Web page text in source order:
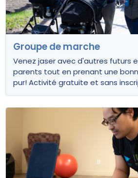
Groupe de marche
Venez jaser avec d'autres futurs
parents tout en prenant une
pur! Activité gratuite et sans